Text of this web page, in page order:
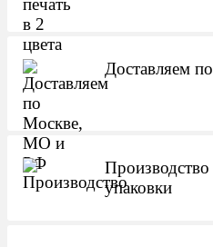
Доставляем
упаковки